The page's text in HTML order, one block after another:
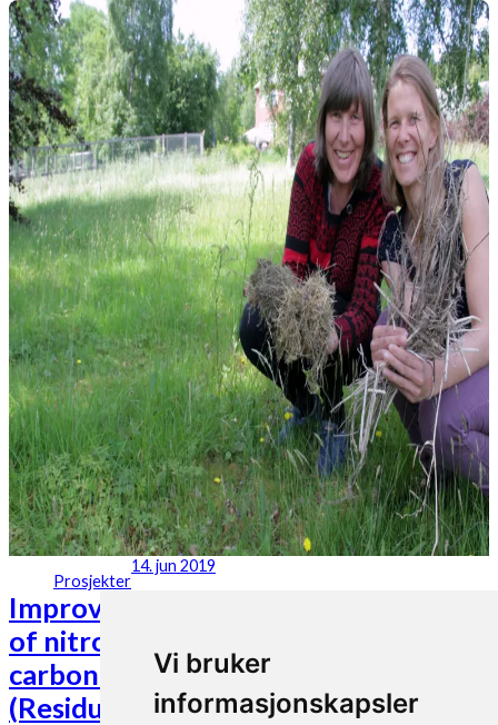
Vi bruker
informasjonskapsler
Prosjekter
14. jun 2019
Improved estimation and mitigation
of nitrous oxide emissions and soil
carbon storage from crop residues
(ResidueGas)